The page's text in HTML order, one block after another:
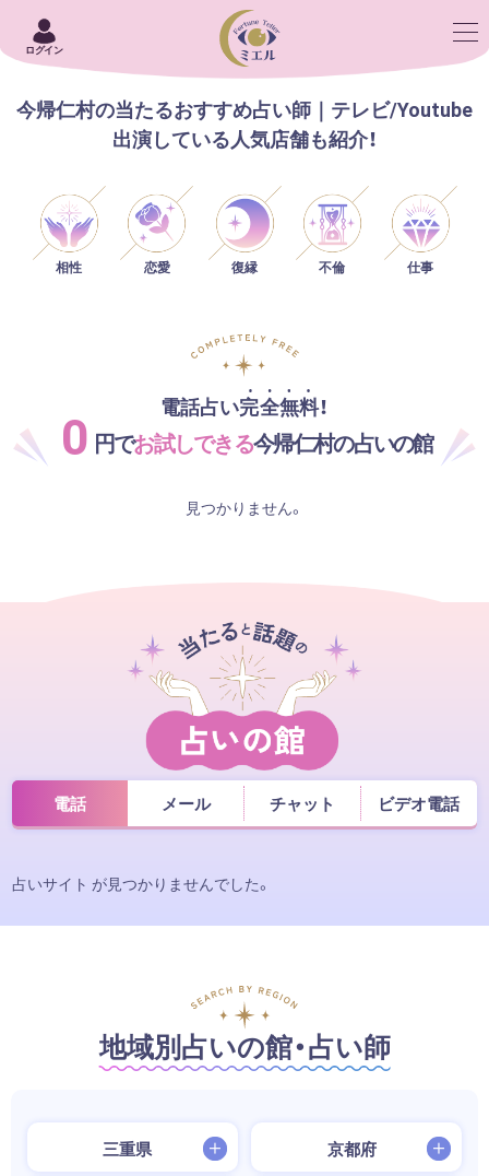
ログイン
今帰仁村の当たるおすすめ占い師｜テレビ/Youtube
出演している人気店舗も紹介！
相性 恋愛 復縁 不倫 仕事
電話占い完全無料！
0 円でお試しできる今帰仁村の占いの館
見つかりません。
電話 メール チャット ビデオ電話
占いサイト が見つかりませんでした。
地域別占いの館・占い師
三重県 京都府